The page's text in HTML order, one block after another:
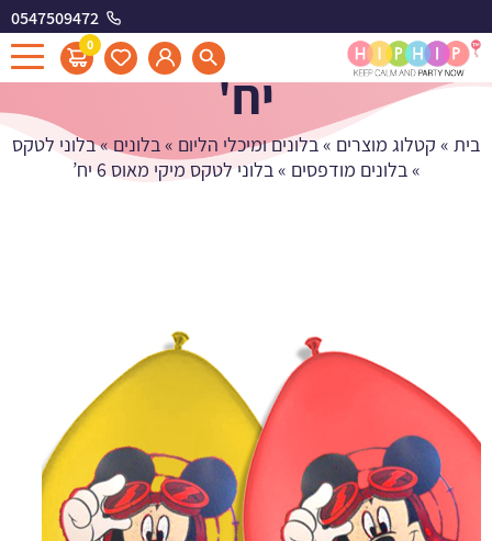
0547509472
0 בלוני לטקס מיקי מאוס 6
יח'
בית » קטלוג מוצרים »בלונים ומיכלי הליום »בלונים»בלוני לטקס
»בלונים מודפסים »בלוני לטקס מיקי מאוס 6 יח’